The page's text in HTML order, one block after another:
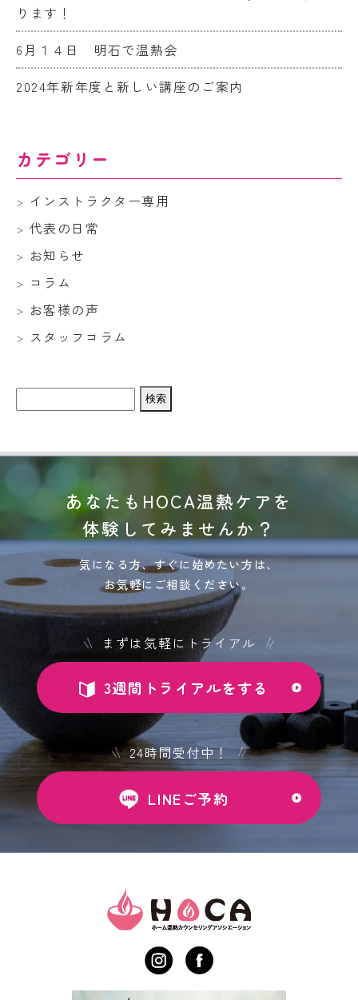
ります！
6月１４日 明石で温熱会
2024年新年度と新しい講座のご案内
カテゴリー
インストラクター専用
代表の日常
お知らせ
コラム
お客様の声
スタッフコラム
検
索:
あなたもHOCA温熱ケアを
体験してみませんか？
気になる方、すぐに始めたい方は、
お気軽にご相談ください。
まずは気軽にトライアル
3週間トライアルをする
24時間受付中！
LINEご予約